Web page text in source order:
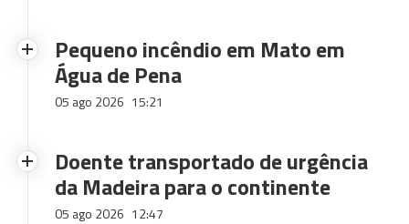
Pequeno incêndio em Mato em
Água de Pena
05 ago 2026 15:21
Doente transportado de urgência
da Madeira para o continente
05 ago 2026 12:47